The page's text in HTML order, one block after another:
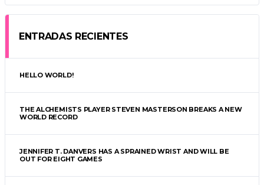
ENTRADAS RECIENTES
HELLO WORLD!
THE ALCHEMISTS PLAYER STEVEN MASTERSON BREAKS A NEW
WORLD RECORD
JENNIFER T. DANVERS HAS A SPRAINED WRIST AND WILL BE
OUT FOR EIGHT GAMES